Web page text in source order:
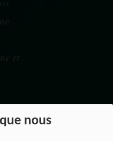
nous
et
OFFRES